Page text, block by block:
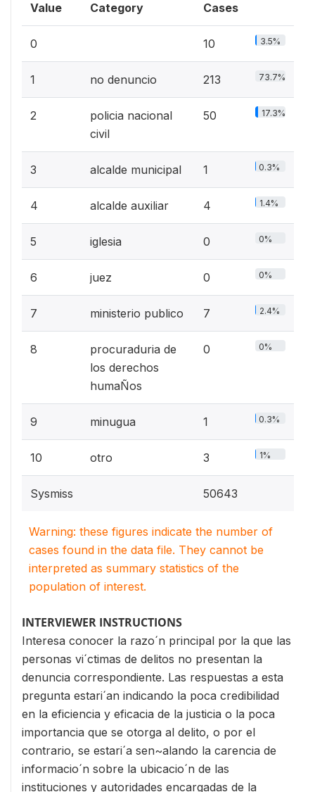
Value Category Cases
0 10 3.5%
1 no denuncio 213 73.7%
2
policia nacional
civil
50 17.3%
3 alcalde municipal 1 0.3%
4 alcalde auxiliar 4 1.4%
5 iglesia 0 0%
6 juez 0 0%
7 ministerio publico 7 2.4%
8
procuraduria de
los derechos
humaÑos
0 0%
9 minugua 1 0.3%
10 otro 3 1%
Sysmiss 50643
Warning: these figures indicate the number of
cases found in the data file. They cannot be
interpreted as summary statistics of the
population of interest.
INTERVIEWER INSTRUCTIONS
Interesa conocer la razo´n principal por la que las
personas vi´ctimas de delitos no presentan la
denuncia correspondiente. Las respuestas a esta
pregunta estari´an indicando la poca credibilidad
en la eficiencia y eficacia de la justicia o la poca
importancia que se otorga al delito, o por el
contrario, se estari´a sen~alando la carencia de
informacio´n sobre la ubicacio´n de las
instituciones y autoridades encargadas de la